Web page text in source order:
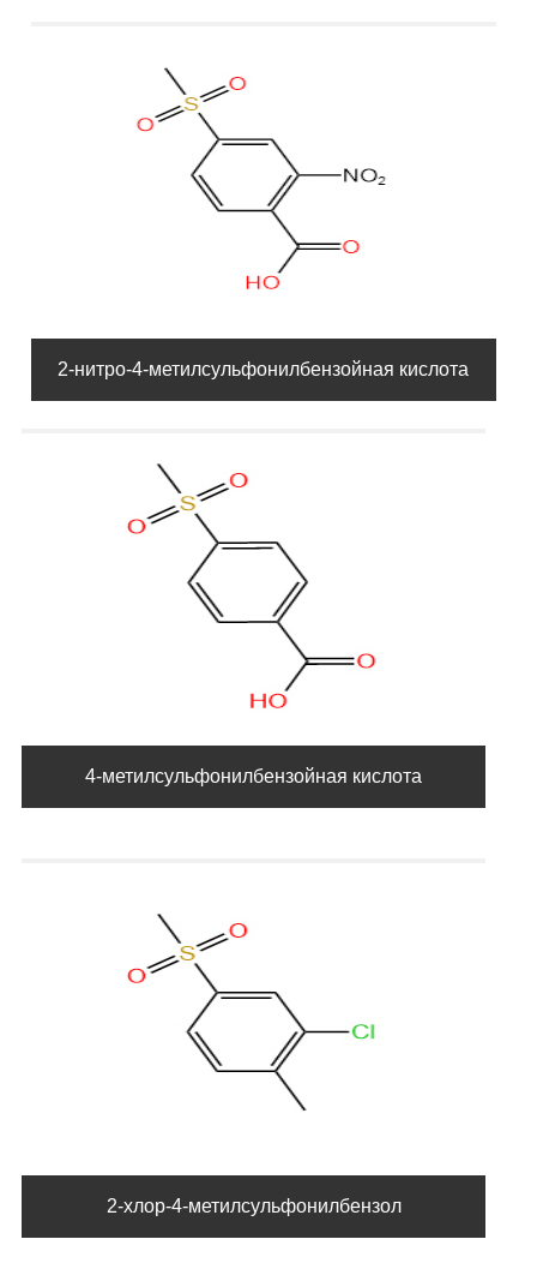
2-нитро-4-метилсульфонилбензойная кислота
4-метилсульфонилбензойная кислота
2-хлор-4-метилсульфонилбензол